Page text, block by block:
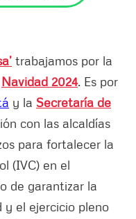
trabajamos por la
Navidad 2024. Es por
y la Secretaría de
con las alcaldías
para fortalecer la
(IVC) en el
de garantizar la
y el ejercicio pleno